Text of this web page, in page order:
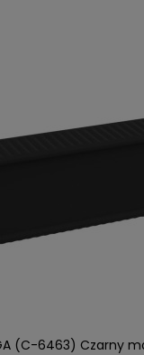
(C-6463) Czarny